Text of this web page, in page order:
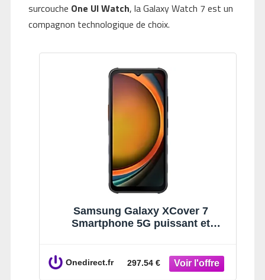
surcouche One UI Watch, la Galaxy Watch 7 est un
compagnon technologique de choix.
Samsung Galaxy XCover 7
Smartphone 5G puissant et
Onedirect.fr 297.54 €